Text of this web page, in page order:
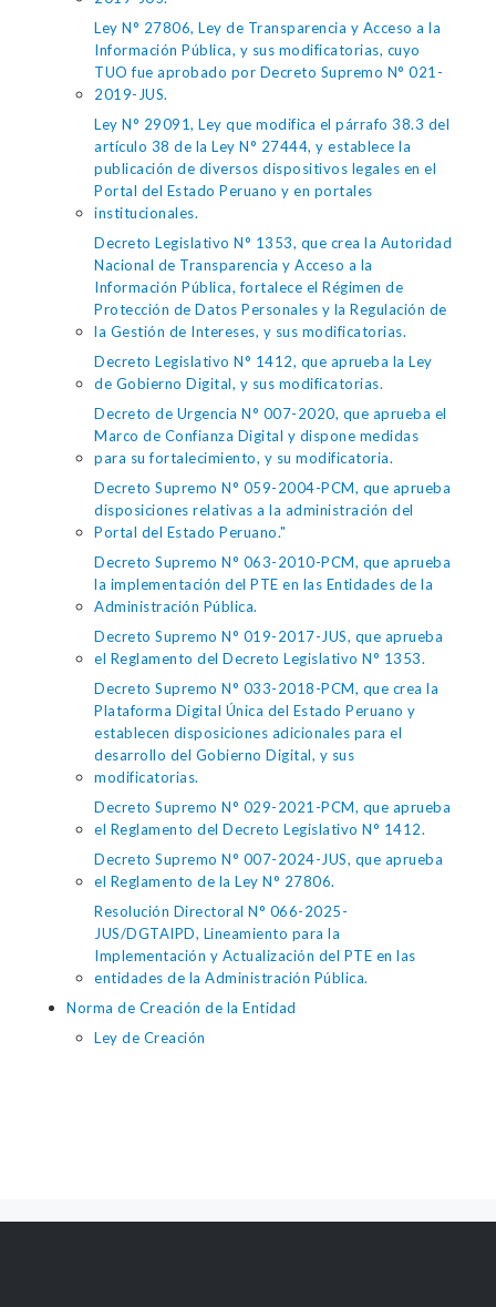
Ley N° 27806, Ley de Transparencia y Acceso a la
Información Pública, y sus modificatorias, cuyo
TUO fue aprobado por Decreto Supremo N° 021-
2019-JUS.
Ley N° 29091, Ley que modifica el párrafo 38.3 del
artículo 38 de la Ley N° 27444, y establece la
publicación de diversos dispositivos legales en el
Portal del Estado Peruano y en portales
institucionales.
Decreto Legislativo N° 1353, que crea la Autoridad
Nacional de Transparencia y Acceso a la
Información Pública, fortalece el Régimen de
Protección de Datos Personales y la Regulación de
la Gestión de Intereses, y sus modificatorias.
Decreto Legislativo N° 1412, que aprueba la Ley
de Gobierno Digital, y sus modificatorias.
Decreto de Urgencia N° 007-2020, que aprueba el
Marco de Confianza Digital y dispone medidas
para su fortalecimiento, y su modificatoria.
Decreto Supremo N° 059-2004-PCM, que aprueba
disposiciones relativas a la administración del
Portal del Estado Peruano."
Decreto Supremo N° 063-2010-PCM, que aprueba
la implementación del PTE en las Entidades de la
Administración Pública.
Decreto Supremo N° 019-2017-JUS, que aprueba
el Reglamento del Decreto Legislativo N° 1353.
Decreto Supremo N° 033-2018-PCM, que crea la
Plataforma Digital Única del Estado Peruano y
establecen disposiciones adicionales para el
desarrollo del Gobierno Digital, y sus
modificatorias.
Decreto Supremo N° 029-2021-PCM, que aprueba
el Reglamento del Decreto Legislativo N° 1412.
Decreto Supremo N° 007-2024-JUS, que aprueba
el Reglamento de la Ley N° 27806.
Resolución Directoral N° 066-2025-
JUS/DGTAIPD, Lineamiento para la
Implementación y Actualización del PTE en las
entidades de la Administración Pública.
Norma de Creación de la Entidad
Ley de Creación